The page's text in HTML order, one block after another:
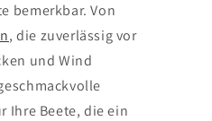
bemerkbar. Von
, die zuverlässig vor
und Wind
Ihre Beete, die ein